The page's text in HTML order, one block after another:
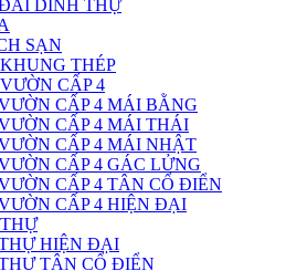
DINH THỰ
SẠN
THÉP
CẤP 4
CẤP 4 MÁI BẰNG
CẤP 4 MÁI THÁI
CẤP 4 MÁI NHẬT
CẤP 4 GÁC LỬNG
CẤP 4 TÂN CỔ ĐIỂN
CẤP 4 HIỆN ĐẠI
HIỆN ĐẠI
TÂN CỔ ĐIỂN